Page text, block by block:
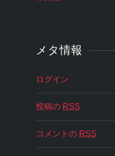
メタ情報
ログイン
投稿の RSS
コメントの RSS